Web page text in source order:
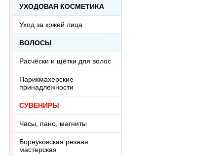
УХОДОВАЯ КОСМЕТИКА
Уход за кожей лица
ВОЛОСЫ
Расчёски и щётки для волос
Парикмахерские
принадлежности
СУВЕНИРЫ
Часы, пано, магниты
Борнуковская резная
мастерская